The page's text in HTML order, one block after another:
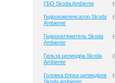
ГБО Skoda Ambiente (
Гидрокомпенсатор Skoda
Ambiente
(
Гидронатяжитель Skoda
Ambiente
(
Гильза цилиндра Skoda
Ambiente
(
Головка блока цилиндров
Skoda Ambiente
(